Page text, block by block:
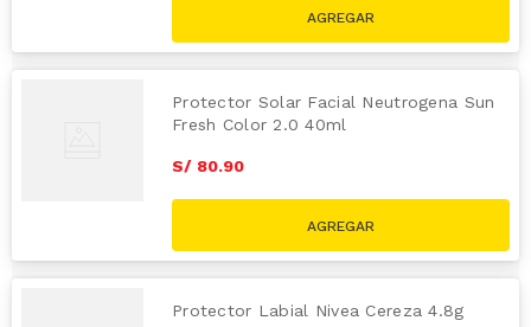
Protector Solar Facial Neutrogena Sun
Fresh Color 2.0 40ml
S/ 80.90
Protector Labial Nivea Cereza 4.8g